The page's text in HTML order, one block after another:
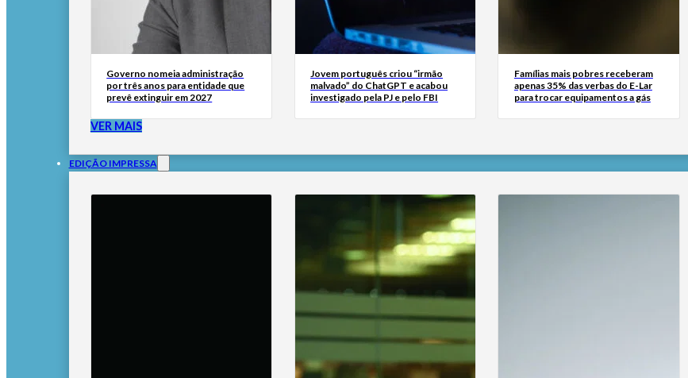
Governo nomeia administração
por três anos para entidade que
prevê extinguir em 2027
Jovem português criou “irmão
malvado” do ChatGPT e acabou
investigado pela PJ e pelo FBI
Famílias mais pobres receberam
apenas 35% das verbas do E-Lar
para trocar equipamentos a gás
VER MAIS
EDIÇÃO IMPRESSA